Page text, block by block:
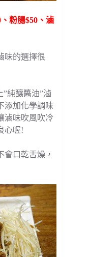
粉腸$50、滷
味的選擇很
純釀醬油”滷
添加化學調味
滷味吹風吹冷
心喔!
會口乾舌燥，